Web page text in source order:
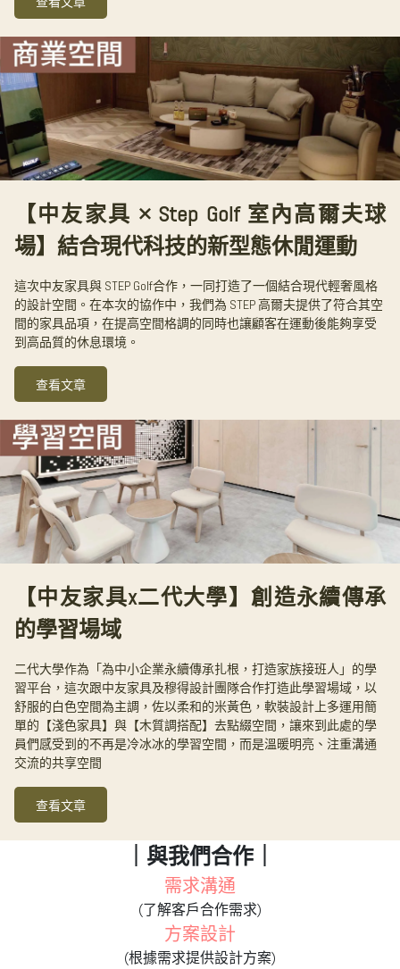
【中友家具 × Step Golf 室內高爾夫球
場】結合現代科技的新型態休閒運動
這次中友家具與 STEP Golf合作，一同打造了一個結合現代輕奢風格
的設計空間。在本次的協作中，我們為 STEP 高爾夫提供了符合其空
間的家具品項，在提高空間格調的同時也讓顧客在運動後能夠享受
到高品質的休息環境。
查看文章
【中友家具x二代大學】創造永續傳承
的學習場域
二代大學作為「為中小企業永續傳承扎根，打造家族接班人」的學
習平台，這次跟中友家具及穆得設計團隊合作打造此學習場域，以
舒服的白色空間為主調，佐以柔和的米黃色，軟裝設計上多運用簡
單的【淺色家具】與【木質調搭配】去點綴空間，讓來到此處的學
員們感受到的不再是冷冰冰的學習空間，而是溫暖明亮、注重溝通
交流的共享空間
查看文章
｜與我們合作｜
需求溝通
(了解客戶合作需求)
方案設計
(根據需求提供設計方案)